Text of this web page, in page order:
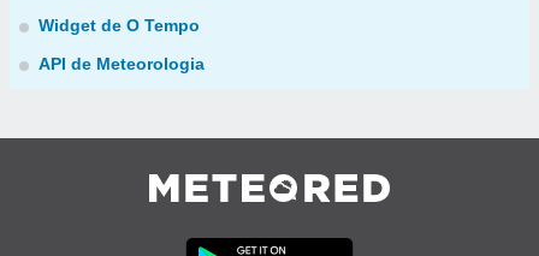
Widget de O Tempo
API de Meteorologia